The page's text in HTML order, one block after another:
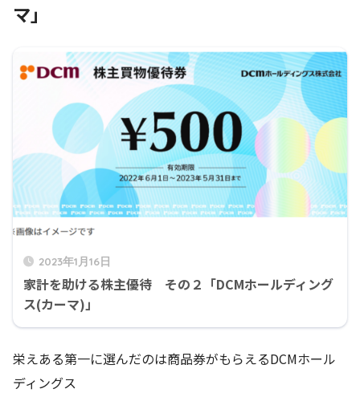
マ」
2023年1月16日
家計を助ける株主優待 その２「DCMホールディング
ス(カーマ)」
栄えある第一に選んだのは商品券がもらえるDCMホール
ディングス